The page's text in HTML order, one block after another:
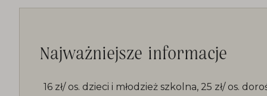
Najważniejsze informacje
16 zł/ os. dzieci i młodzież szkolna, 25 zł/ os.